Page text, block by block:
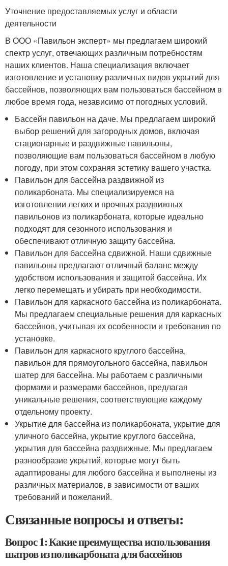
Уточнение предоставляемых услуг и области
деятельности
В ООО «Павильон эксперт» мы предлагаем широкий
спектр услуг, отвечающих различным потребностям
наших клиентов. Наша специализация включает
изготовление и установку различных видов укрытий для
бассейнов, позволяющих вам пользоваться бассейном в
любое время года, независимо от погодных условий.
Бассейн павильон на даче. Мы предлагаем широкий
выбор решений для загородных домов, включая
стационарные и раздвижные павильоны,
позволяющие вам пользоваться бассейном в любую
погоду, при этом сохраняя эстетику вашего участка.
Павильон для бассейна раздвижной из
поликарбоната. Мы специализируемся на
изготовлении легких и прочных раздвижных
павильонов из поликарбоната, которые идеально
подходят для сезонного использования и
обеспечивают отличную защиту бассейна.
Павильон для бассейна сдвижной. Наши сдвижные
павильоны предлагают отличный баланс между
удобством использования и защитой бассейна. Их
легко перемещать и убирать при необходимости.
Павильон для каркасного бассейна из поликарбоната.
Мы предлагаем специальные решения для каркасных
бассейнов, учитывая их особенности и требования по
установке.
Павильон для каркасного круглого бассейна,
павильон для прямоугольного бассейна, павильон
шатер для бассейна. Мы работаем с различными
формами и размерами бассейнов, предлагая
уникальные решения, соответствующие каждому
отдельному проекту.
Укрытие для бассейна из поликарбоната, укрытие для
уличного бассейна, укрытие круглого бассейна,
укрытия для бассейна раздвижные. Мы предлагаем
разнообразие укрытий, которые могут быть
адаптированы для любого бассейна и выполнены из
различных материалов, в зависимости от ваших
требований и пожеланий.
Связанные вопросы и ответы:
Вопрос 1: Какие преимущества использования
шатров из поликарбоната для бассейнов